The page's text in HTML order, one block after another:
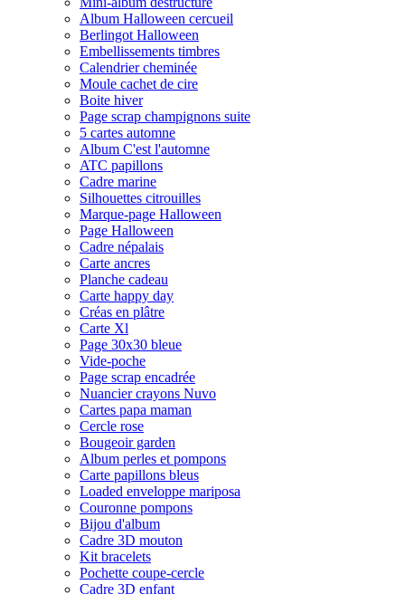
Album Halloween cercueil
Berlingot Halloween
Embellissements timbres
Calendrier cheminée
Moule cachet de cire
Boite hiver
Page scrap champignons suite
5 cartes automne
Album C'est l'automne
ATC papillons
Cadre marine
Silhouettes citrouilles
Marque-page Halloween
Page Halloween
Cadre népalais
Carte ancres
Planche cadeau
Carte happy day
Créas en plâtre
Carte Xl
Page 30x30 bleue
Vide-poche
Page scrap encadrée
Nuancier crayons Nuvo
Cartes papa maman
Cercle rose
Bougeoir garden
Album perles et pompons
Carte papillons bleus
Loaded enveloppe mariposa
Couronne pompons
Bijou d'album
Cadre 3D mouton
Kit bracelets
Pochette coupe-cercle
Cadre 3D enfant